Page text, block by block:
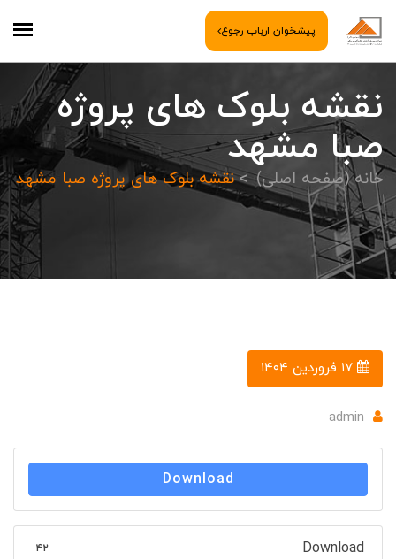
پیشخوان ارباب رجوع
نقشه بلوک های پروژه
صبا مشهد
خانه (صفحه اصلی) نقشه بلوک های پروژه صبا مشهد
admin
Download
Download ۴۲